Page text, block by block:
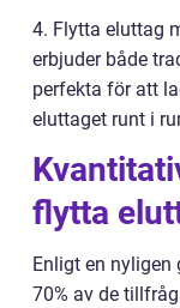
4. Flytta eluttag
erbjuder både
perfekta för att
eluttaget runt i
flytta
Enligt en
70% av de